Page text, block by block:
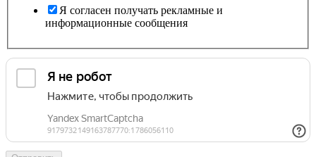
Я согласен получать рекламные и
информационные сообщения